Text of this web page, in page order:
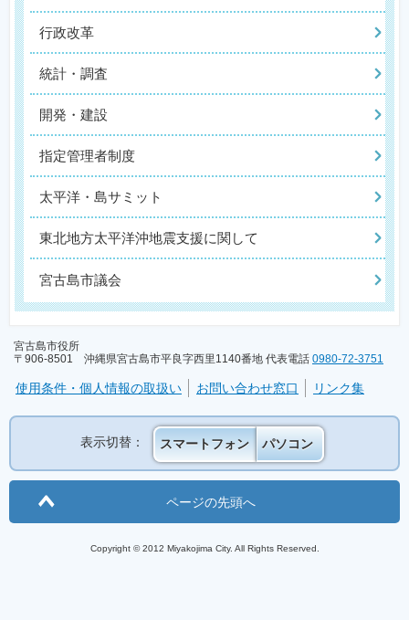
行政改革
統計・調査
開発・建設
指定管理者制度
太平洋・島サミット
東北地方太平洋沖地震支援に関して
宮古島市議会
宮古島市役所
〒906-8501 沖縄県宮古島市平良字西里1140番地 代表電話 0980-72-3751
使用条件・個人情報の取扱い お問い合わせ窓口 リンク集
表示切替： スマートフォン パソコン
ページの先頭へ
Copyright © 2012 Miyakojima City. All Rights Reserved.